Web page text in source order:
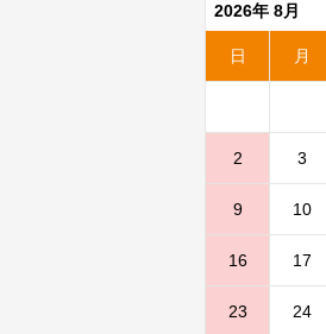
2026年 8月
日 月
2 3
9 10
16 17
23 24